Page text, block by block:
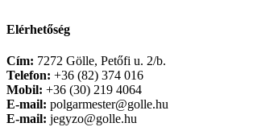
Elérhetőség
Cím: 7272 Gölle, Petőfi u. 2/b.
Telefon: +36 (82) 374 016
Mobil: +36 (30) 219 4064
E-mail: polgarmester@golle.hu
E-mail: jegyzo@golle.hu